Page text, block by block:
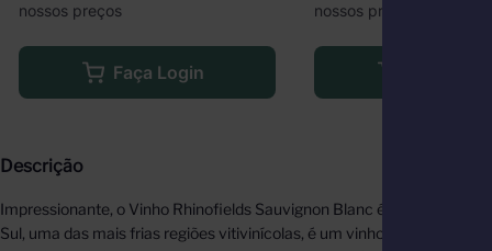
nossos preços
Faça Login
nossos preços
Descrição
Impressionante, o Vinho Rhinofields Sauvignon Blanc é um
Sul, uma das mais frias regiões vitivinícolas, é um vinho de cor